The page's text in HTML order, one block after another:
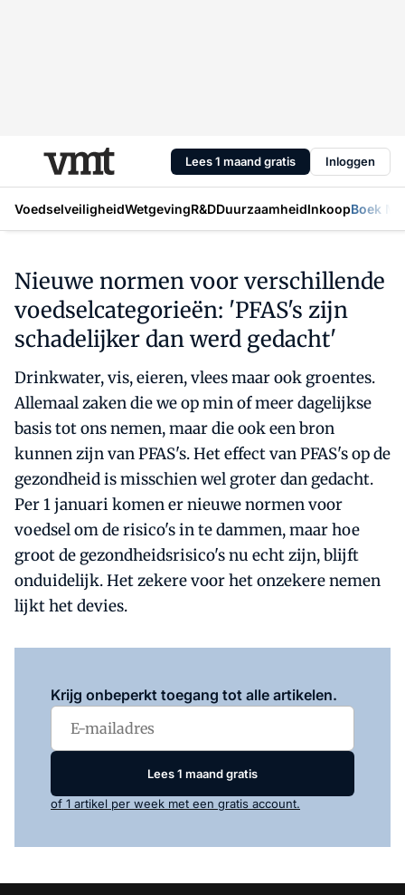
Lees 1 maand gratis Inloggen
VoedselveiligheidWetgevingR&DDuurzaamheidInkoopBoek
Nieuwe normen voor verschillende
voedselcategorieën: 'PFAS's zijn
schadelijker dan werd gedacht'
Drinkwater, vis, eieren, vlees maar ook groentes.
Allemaal zaken die we op min of meer dagelijkse
basis tot ons nemen, maar die ook een bron
kunnen zijn van PFAS's. Het effect van PFAS's op de
gezondheid is misschien wel groter dan gedacht.
Per 1 januari komen er nieuwe normen voor
voedsel om de risico's in te dammen, maar hoe
groot de gezondheidsrisico's nu echt zijn, blijft
onduidelijk. Het zekere voor het onzekere nemen
lijkt het devies.
Krijg onbeperkt toegang tot alle artikelen.
Lees 1 maand gratis
of 1 artikel per week met een gratis account.